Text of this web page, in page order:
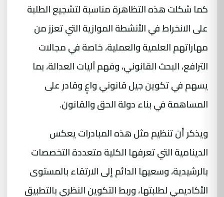
كما شكلت هذه التظاهرة مناسبة لتشجيع الطلبة
على الانخراط في الأنشطة الموازية التي تعزز من
مهاراتهم العلمية والعملية، خاصة في مجالات
الترافع، البحث القانوني، وفهم آليات العدالة، بما
يسهم في تكوين جيل قانوني واعٍ وقادر على
المساهمة في بناء دولة الحق والقانون.
ويذكر أن تنظيم مثل هذه المبادرات يعكس
الدينامية التي تعرفها الكلية متعددة التخصصات
بالرشيدية، وسعيها الدائم إلى الارتقاء بالمستوى
الأكاديمي لطلبتها، وربط التكوين النظري بالتطبيق